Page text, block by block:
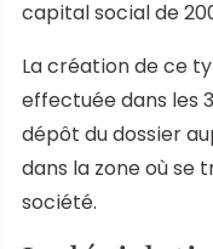
capital social de
La création de ce
effectuée dans les
dépôt du dossier
dans la zone où se
société.